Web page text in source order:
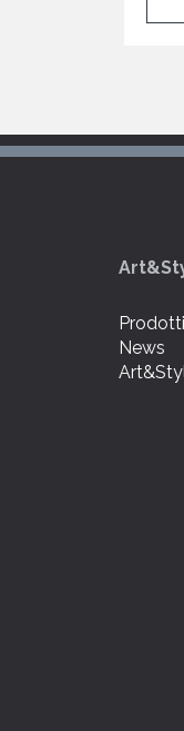
Prodotti
News